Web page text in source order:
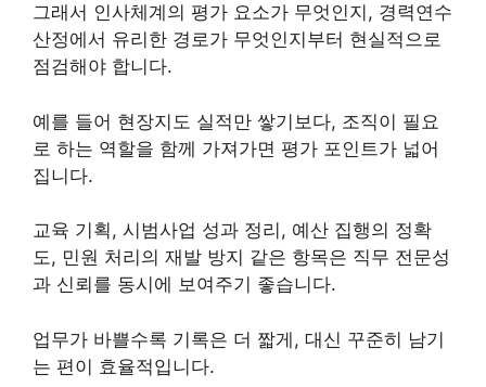
그래서 인사체계의 평가 요소가 무엇인지, 경력연수
산정에서 유리한 경로가 무엇인지부터 현실적으로
점검해야 합니다.
예를 들어 현장지도 실적만 쌓기보다, 조직이 필요
로 하는 역할을 함께 가져가면 평가 포인트가 넓어
집니다.
교육 기획, 시범사업 성과 정리, 예산 집행의 정확
도, 민원 처리의 재발 방지 같은 항목은 직무 전문성
과 신뢰를 동시에 보여주기 좋습니다.
업무가 바쁠수록 기록은 더 짧게, 대신 꾸준히 남기
는 편이 효율적입니다.